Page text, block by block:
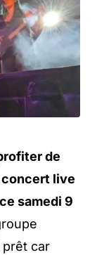
de
concert live
ce samedi 9
car